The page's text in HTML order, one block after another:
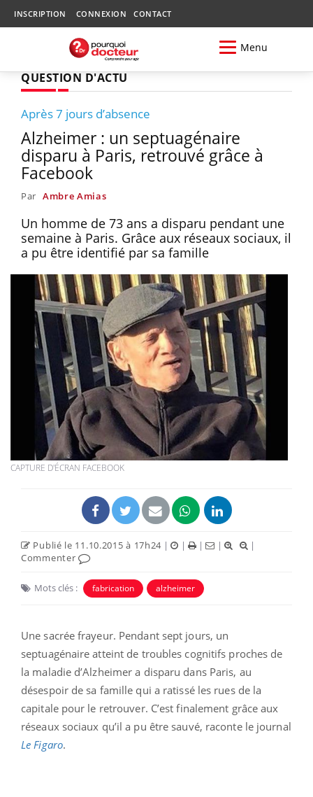
INSCRIPTION CONNEXION CONTACT
Menu
QUESTION D'ACTU
Après 7 jours d’absence
Alzheimer : un septuagénaire
disparu à Paris, retrouvé grâce à
Facebook
Par Ambre Amias
Un homme de 73 ans a disparu pendant une
semaine à Paris. Grâce aux réseaux sociaux, il
a pu être identifié par sa famille
CAPTURE D'ÉCRAN FACEBOOK
Publié le 11.10.2015 à 17h24 | | | |
|
Commenter
Mots clés : fabrication alzheimer
Une sacrée frayeur. Pendant sept jours, un
septuagénaire atteint de troubles cognitifs proches de
la maladie d’Alzheimer a disparu dans Paris, au
désespoir de sa famille qui a ratissé les rues de la
capitale pour le retrouver. C’est finalement grâce aux
réseaux sociaux qu’il a pu être sauvé, raconte le journal
Le Figaro.